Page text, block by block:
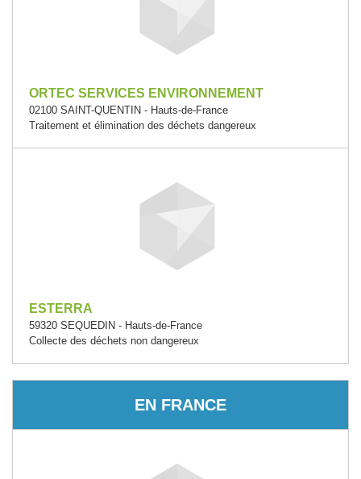
ORTEC SERVICES ENVIRONNEMENT
02100 SAINT-QUENTIN - Hauts-de-France
Traitement et élimination des déchets dangereux
ESTERRA
59320 SEQUEDIN - Hauts-de-France
Collecte des déchets non dangereux
EN FRANCE